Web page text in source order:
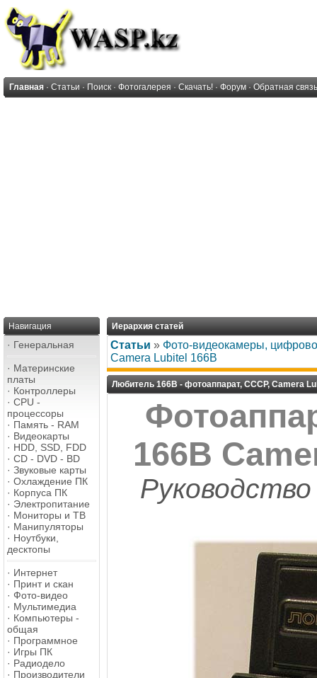
Главная · Статьи · Поиск · Фотогалерея · Скачать! · Форум · Обратная связь
Навигация
· Генеральная
· Материнские
платы
· Контроллеры
· CPU -
процессоры
· Память - RAM
· Видеокарты
· HDD, SSD, FDD
· CD - DVD - BD
· Звуковые карты
· Охлаждение ПК
· Корпуса ПК
· Электропитание
· Мониторы и ТВ
· Манипуляторы
· Ноутбуки,
десктопы
· Интернет
· Принт и скан
· Фото-видео
· Мультимедиа
· Компьютеры -
общая
· Программное
· Игры ПК
· Радиодело
· Производители
Иерархия статей
Статьи » Фото-видеокамеры,
Camera Lubitel 166B
Любитель 166В - фотоаппарат, СССР, Camera
166В